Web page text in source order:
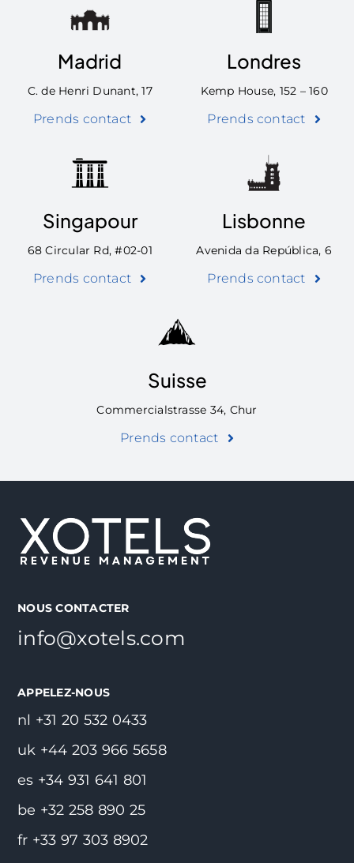
Madrid
C. de Henri Dunant, 17
Prends contact
Londres
Kemp House, 152 – 160
Prends contact
Singapour
68 Circular Rd, #02-01
Prends contact
Lisbonne
Avenida da República, 6
Prends contact
Suisse
Commercialstrasse 34, Chur
Prends contact
NOUS CONTACTER
info@xotels.com
APPELEZ-NOUS
nl +31 20 532 0433
uk +44 203 966 5658
es +34 931 641 801
be +32 258 890 25
fr +33 97 303 8902